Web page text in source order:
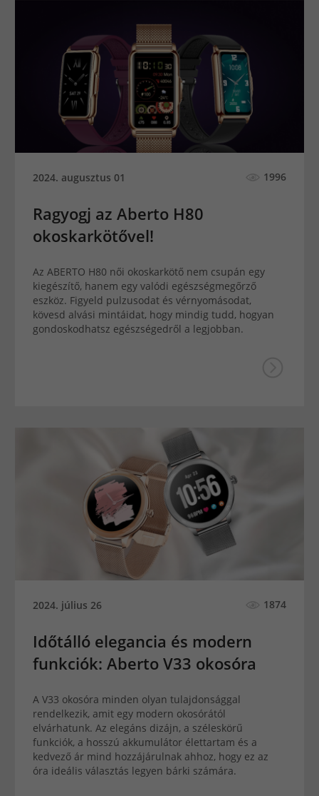
2024. augusztus 01 1996
Ragyogj az Aberto H80
okoskarkötővel!
Az ABERTO H80 női okoskarkötő nem csupán egy
kiegészítő, hanem egy valódi egészségmegőrző
eszköz. Figyeld pulzusodat és vérnyomásodat,
kövesd alvási mintáidat, hogy mindig tudd, hogyan
gondoskodhatsz egészségedről a legjobban.
2024. július 26 1874
Időtálló elegancia és modern
funkciók: Aberto V33 okosóra
A V33 okosóra minden olyan tulajdonsággal
rendelkezik, amit egy modern okosórától
elvárhatunk. Az elegáns dizájn, a széleskörű
funkciók, a hosszú akkumulátor élettartam és a
kedvező ár mind hozzájárulnak ahhoz, hogy ez az
óra ideális választás legyen bárki számára.